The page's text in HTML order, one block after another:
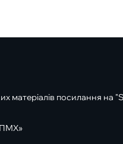
матеріалів посилання на